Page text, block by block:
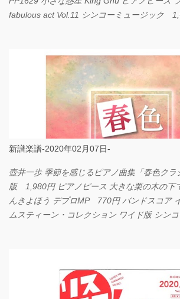
fabulous act Vol.11 シンコーミュージック
新譜楽譜-2020年02月07日-
壺井一歩 季節を感じるピアノ曲集「春色クラ
版 1,980円 ピアノピース 大きな栗の木の下
んきよほう デプロMP 770円 バンドスコア
ムスティーン・コレクション ワイド版 シン